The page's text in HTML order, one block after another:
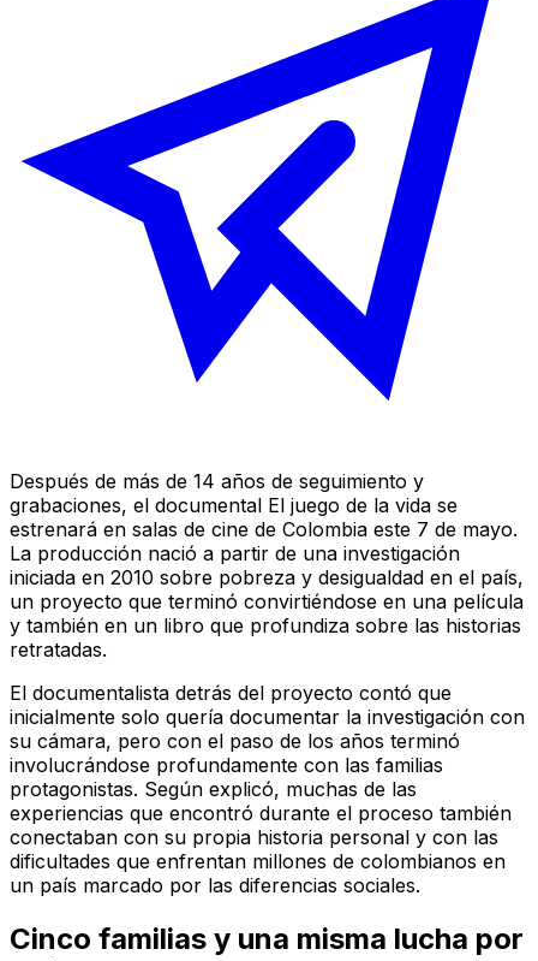
Después de más de 14 años de seguimiento y
grabaciones, el documental El juego de la vida se
estrenará en salas de cine de Colombia este 7 de mayo.
La producción nació a partir de una investigación
iniciada en 2010 sobre pobreza y desigualdad en el país,
un proyecto que terminó convirtiéndose en una película
y también en un libro que profundiza sobre las historias
retratadas.
El documentalista detrás del proyecto contó que
inicialmente solo quería documentar la investigación con
su cámara, pero con el paso de los años terminó
involucrándose profundamente con las familias
protagonistas. Según explicó, muchas de las
experiencias que encontró durante el proceso también
conectaban con su propia historia personal y con las
dificultades que enfrentan millones de colombianos en
un país marcado por las diferencias sociales.
Cinco familias y una misma lucha por